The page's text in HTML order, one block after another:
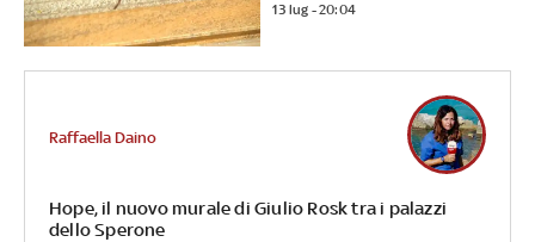
13 lug - 20:04
Hope, il nuovo murale di Giulio Rosk tra i palazzi
dello Sperone
Raffaella Daino